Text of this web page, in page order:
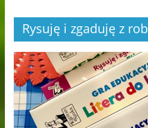
Rysuję i zgaduję z